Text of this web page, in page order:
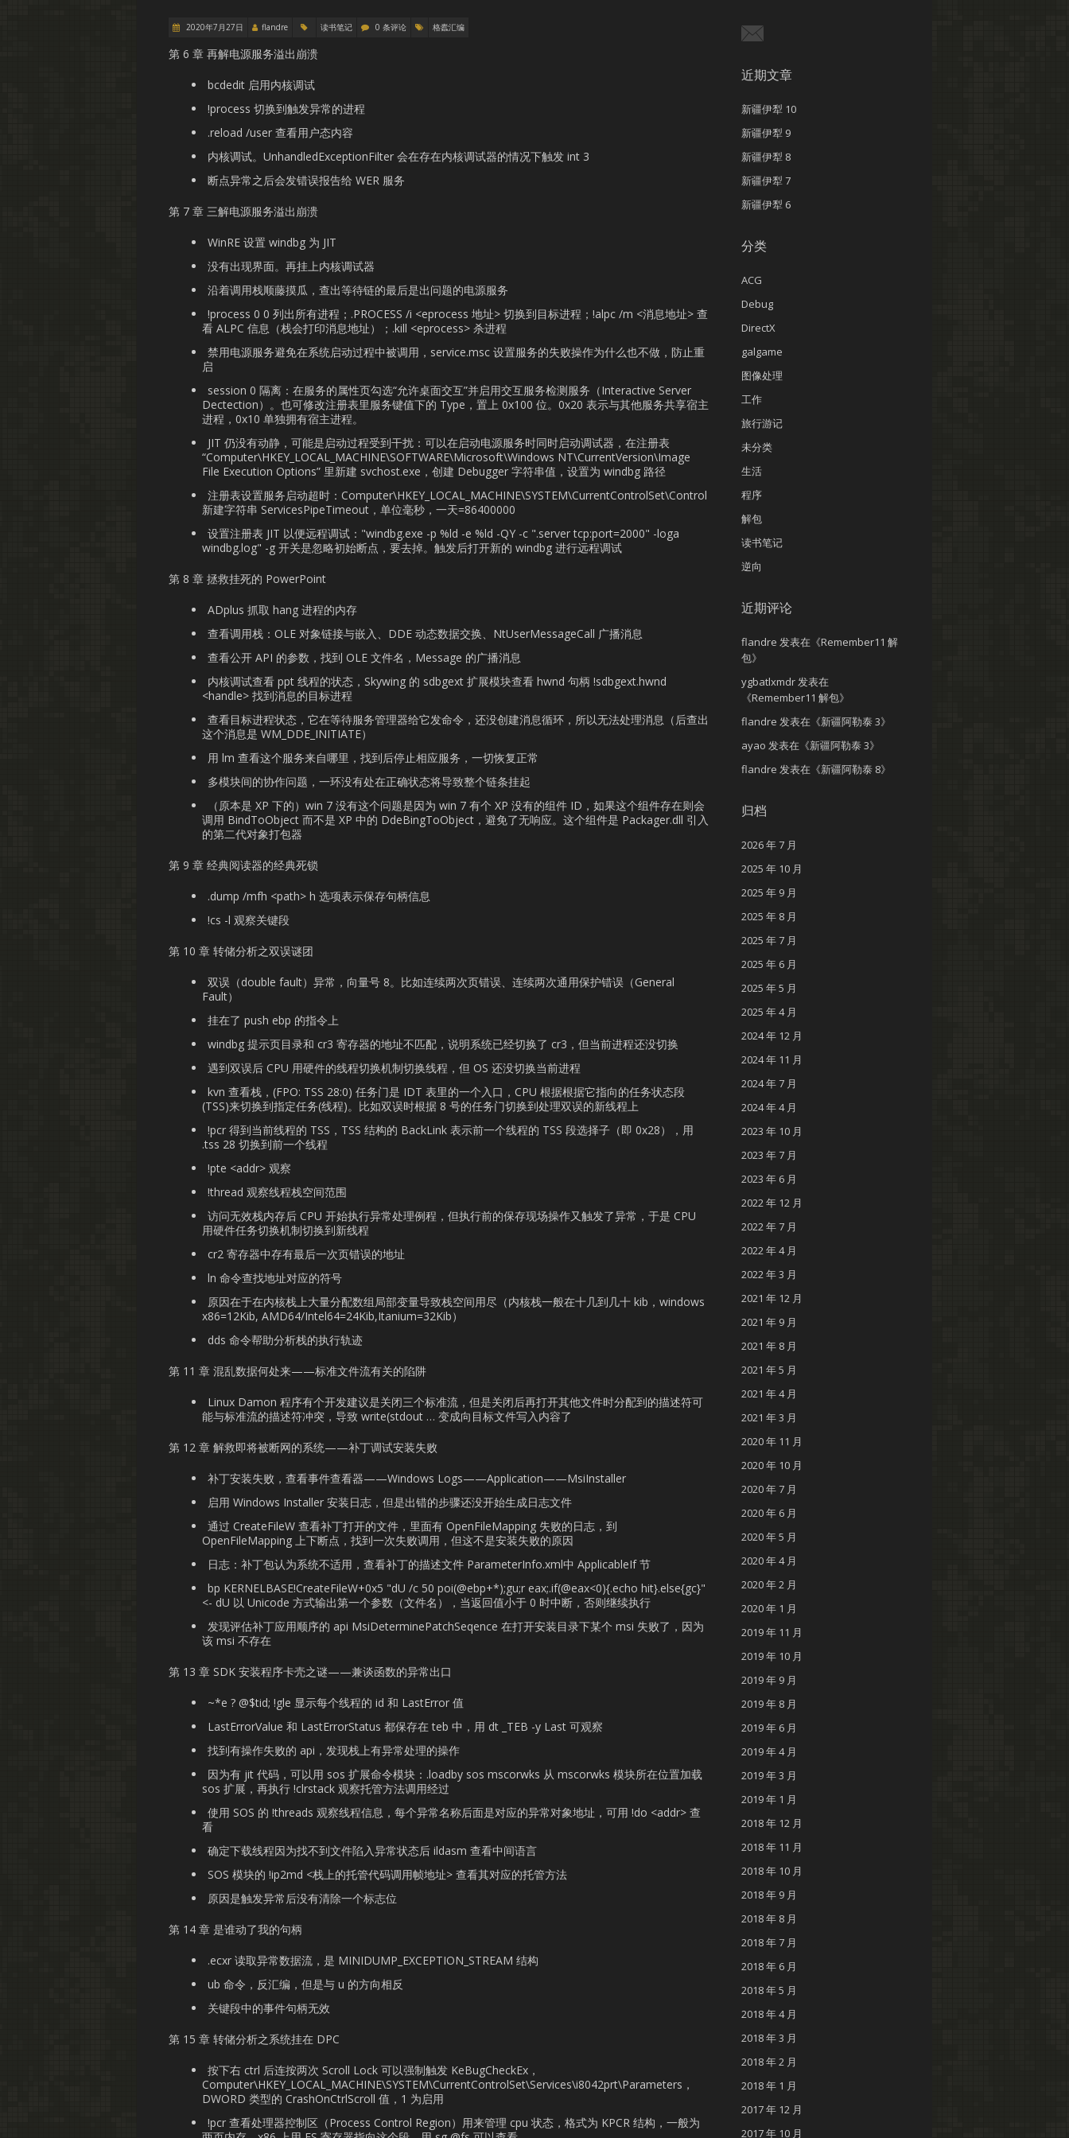
2020年7月27日 flandre 读书笔记 0 条评论 格蠹汇编
第 6 章 再解电源服务溢出崩溃
bcdedit 启用内核调试
!process 切换到触发异常的进程
.reload /user 查看用户态内容
内核调试。UnhandledExceptionFilter 会在存在内核调试器的情况下触发 int 3
断点异常之后会发错误报告给 WER 服务
第 7 章 三解电源服务溢出崩溃
WinRE 设置 windbg 为 JIT
没有出现界面。再挂上内核调试器
沿着调用栈顺藤摸瓜，查出等待链的最后是出问题的电源服务
!process 0 0 列出所有进程；.PROCESS /i <eprocess 地址> 切换到目标进程；!alpc /m <消息地址> 查
看 ALPC 信息（栈会打印消息地址）；.kill <eprocess> 杀进程
禁用电源服务避免在系统启动过程中被调用，service.msc 设置服务的失败操作为什么也不做，防止重
启
session 0 隔离：在服务的属性页勾选“允许桌面交互”并启用交互服务检测服务（Interactive Server
Dectection）。也可修改注册表里服务键值下的 Type，置上 0x100 位。0x20 表示与其他服务共享宿主
进程，0x10 单独拥有宿主进程。
JIT 仍没有动静，可能是启动过程受到干扰：可以在启动电源服务时同时启动调试器，在注册表
“Computer\HKEY_LOCAL_MACHINE\SOFTWARE\Microsoft\Windows NT\CurrentVersion\Image
File Execution Options” 里新建 svchost.exe，创建 Debugger 字符串值，设置为 windbg 路径
注册表设置服务启动超时：Computer\HKEY_LOCAL_MACHINE\SYSTEM\CurrentControlSet\Control
新建字符串 ServicesPipeTimeout，单位毫秒，一天=86400000
设置注册表 JIT 以便远程调试："windbg.exe -p %ld -e %ld -QY -c ".server tcp:port=2000" -loga
windbg.log" -g 开关是忽略初始断点，要去掉。触发后打开新的 windbg 进行远程调试
第 8 章 拯救挂死的 PowerPoint
ADplus 抓取 hang 进程的内存
查看调用栈：OLE 对象链接与嵌入、DDE 动态数据交换、NtUserMessageCall 广播消息
查看公开 API 的参数，找到 OLE 文件名，Message 的广播消息
内核调试查看 ppt 线程的状态，Skywing 的 sdbgext 扩展模块查看 hwnd 句柄 !sdbgext.hwnd
<handle> 找到消息的目标进程
查看目标进程状态，它在等待服务管理器给它发命令，还没创建消息循环，所以无法处理消息（后查出
这个消息是 WM_DDE_INITIATE）
用 lm 查看这个服务来自哪里，找到后停止相应服务，一切恢复正常
多模块间的协作问题，一环没有处在正确状态将导致整个链条挂起
（原本是 XP 下的）win 7 没有这个问题是因为 win 7 有个 XP 没有的组件 ID，如果这个组件存在则会
调用 BindToObject 而不是 XP 中的 DdeBingToObject，避免了无响应。这个组件是 Packager.dll 引入
的第二代对象打包器
第 9 章 经典阅读器的经典死锁
.dump /mfh <path> h 选项表示保存句柄信息
!cs -l 观察关键段
第 10 章 转储分析之双误谜团
双误（double fault）异常，向量号 8。比如连续两次页错误、连续两次通用保护错误（General
Fault）
挂在了 push ebp 的指令上
windbg 提示页目录和 cr3 寄存器的地址不匹配，说明系统已经切换了 cr3，但当前进程还没切换
遇到双误后 CPU 用硬件的线程切换机制切换线程，但 OS 还没切换当前进程
kvn 查看栈，(FPO: TSS 28:0) 任务门是 IDT 表里的一个入口，CPU 根据根据它指向的任务状态段
(TSS)来切换到指定任务(线程)。比如双误时根据 8 号的任务门切换到处理双误的新线程上
!pcr 得到当前线程的 TSS，TSS 结构的 BackLink 表示前一个线程的 TSS 段选择子（即 0x28），用
.tss 28 切换到前一个线程
!pte <addr> 观察
!thread 观察线程栈空间范围
访问无效栈内存后 CPU 开始执行异常处理例程，但执行前的保存现场操作又触发了异常，于是 CPU
用硬件任务切换机制切换到新线程
cr2 寄存器中存有最后一次页错误的地址
ln 命令查找地址对应的符号
原因在于在内核栈上大量分配数组局部变量导致栈空间用尽（内核栈一般在十几到几十 kib，windows
x86=12Kib, AMD64/Intel64=24Kib,Itanium=32Kib）
dds 命令帮助分析栈的执行轨迹
第 11 章 混乱数据何处来——标准文件流有关的陷阱
Linux Damon 程序有个开发建议是关闭三个标准流，但是关闭后再打开其他文件时分配到的描述符可
能与标准流的描述符冲突，导致 write(stdout … 变成向目标文件写入内容了
第 12 章 解救即将被断网的系统——补丁调试安装失败
补丁安装失败，查看事件查看器——Windows Logs——Application——MsiInstaller
启用 Windows Installer 安装日志，但是出错的步骤还没开始生成日志文件
通过 CreateFileW 查看补丁打开的文件，里面有 OpenFileMapping 失败的日志，到
OpenFileMapping 上下断点，找到一次失败调用，但这不是安装失败的原因
日志：补丁包认为系统不适用，查看补丁的描述文件 ParameterInfo.xml中 ApplicableIf 节
bp KERNELBASE!CreateFileW+0x5 "dU /c 50 poi(@ebp+*);gu;r eax;.if(@eax<0){.echo hit}.else{gc}"
<- dU 以 Unicode 方式输出第一个参数（文件名），当返回值小于 0 时中断，否则继续执行
发现评估补丁应用顺序的 api MsiDeterminePatchSeqence 在打开安装目录下某个 msi 失败了，因为
该 msi 不存在
第 13 章 SDK 安装程序卡壳之谜——兼谈函数的异常出口
~*e ? @$tid; !gle 显示每个线程的 id 和 LastError 值
LastErrorValue 和 LastErrorStatus 都保存在 teb 中，用 dt _TEB -y Last 可观察
找到有操作失败的 api，发现栈上有异常处理的操作
因为有 jit 代码，可以用 sos 扩展命令模块：.loadby sos mscorwks 从 mscorwks 模块所在位置加载
sos 扩展，再执行 !clrstack 观察托管方法调用经过
使用 SOS 的 !threads 观察线程信息，每个异常名称后面是对应的异常对象地址，可用 !do <addr> 查
看
确定下载线程因为找不到文件陷入异常状态后 ildasm 查看中间语言
SOS 模块的 !ip2md <栈上的托管代码调用帧地址> 查看其对应的托管方法
原因是触发异常后没有清除一个标志位
第 14 章 是谁动了我的句柄
.ecxr 读取异常数据流，是 MINIDUMP_EXCEPTION_STREAM 结构
ub 命令，反汇编，但是与 u 的方向相反
关键段中的事件句柄无效
第 15 章 转储分析之系统挂在 DPC
按下右 ctrl 后连按两次 Scroll Lock 可以强制触发 KeBugCheckEx，
Computer\HKEY_LOCAL_MACHINE\SYSTEM\CurrentControlSet\Services\i8042prt\Parameters，
DWORD 类型的 CrashOnCtrlScroll 值，1 为启用
!pcr 查看处理器控制区（Process Control Region）用来管理 cpu 状态，格式为 KPCR 结构，一般为
近期文章
新疆伊犁 10
新疆伊犁 9
新疆伊犁 8
新疆伊犁 7
新疆伊犁 6
分类
ACG
Debug
DirectX
galgame
图像处理
工作
旅行游记
未分类
生活
程序
解包
读书笔记
逆向
近期评论
flandre 发表在《Remember11 解
包》
ygbatlxmdr发表在
《Remember11 解包》
flandre 发表在《新疆阿勒泰 3》
ayao 发表在《新疆阿勒泰 3》
flandre 发表在《新疆阿勒泰 8》
归档
2026 年 7 月
2025 年 10 月
2025 年 9 月
2025 年 8 月
2025 年 7 月
2025 年 6 月
2025 年 5 月
2025 年 4 月
2024 年 12 月
2024 年 11 月
2024 年 7 月
2024 年 4 月
2023 年 10 月
2023 年 7 月
2023 年 6 月
2022 年 12 月
2022 年 7 月
2022 年 4 月
2022 年 3 月
2021 年 12 月
2021 年 9 月
2021 年 8 月
2021 年 5 月
2021 年 4 月
2021 年 3 月
2020 年 11 月
2020 年 10 月
2020 年 7 月
2020 年 6 月
2020 年 5 月
2020 年 4 月
2020 年 2 月
2020 年 1 月
2019 年 11 月
2019 年 10 月
2019 年 9 月
2019 年 8 月
2019 年 6 月
2019 年 4 月
2019 年 3 月
2019 年 1 月
2018 年 12 月
2018 年 11 月
2018 年 10 月
2018 年 9 月
2018 年 8 月
2018 年 7 月
2018 年 6 月
2018 年 5 月
2018 年 4 月
2018 年 3 月
2018 年 2 月
2018 年 1 月
2017 年 12 月
2017 年 10 月